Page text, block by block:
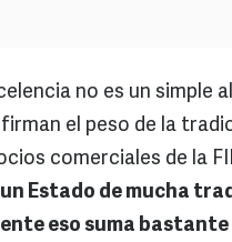
no es un simple
el peso de la
comerciales de la
un Estado de mucha
eso suma